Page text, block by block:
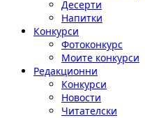
Десерти
Напитки
Конкурси
Фотоконкурс
Моите конкурси
Редакционни
Конкурси
Новости
Читателски